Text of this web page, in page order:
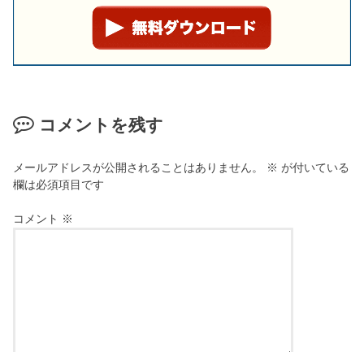
コメントを残す
メールアドレスが公開されることはありません。 ※ が付いている
欄は必須項目です
コメント ※